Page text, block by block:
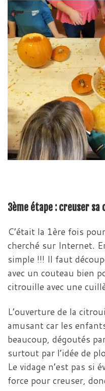
3ème étape : creuser
C’était la 1ère fois
cherché sur Internet.
simple !!! Il faut
avec un couteau bien
citrouille avec une
L’ouverture de la
amusant car les
beaucoup, dégoutés
surtout par l’idée de
Le vidage n’est pas si
force pour creuser,